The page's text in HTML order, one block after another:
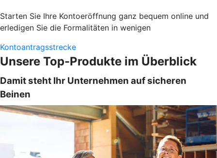
Starten Sie Ihre Kontoeröffnung ganz bequem online und
erledigen Sie die Formalitäten in wenigen
Kontoantragsstrecke
Unsere Top-Produkte im Überblick
Damit steht Ihr Unternehmen auf sicheren
Beinen